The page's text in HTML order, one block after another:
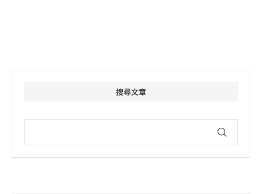
搜尋文章